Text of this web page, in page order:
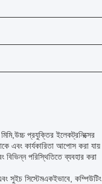
প্রযুক্তির ইলেকট্রনিক্সের
এবং কার্যকারিতা আপোস করা যায়
পরিস্থিতিতে ব্যবহার করা
সুইচ সিস্টেমএকইভাবে, কম্পিউটিং